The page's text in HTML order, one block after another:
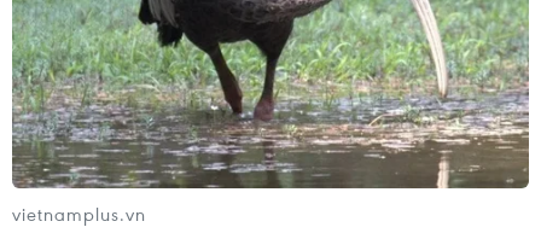
xe lưu thông rất đông vì kết nối với Cửa khẩu quốc tế Dinh Bà,
sang tỉnh Prey Veng (Campuchia). (Ảnh: Nhựt An/TTXVN)
(TTXVN/Vietnam+)
vietnamplus.vn